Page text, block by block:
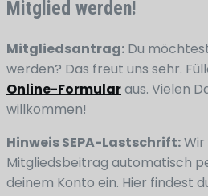
Mitglied werden!
Mitgliedsantrag: Du
werden? Das freut uns sehr.
Online-Formularaus. Vielen
willkommen!
Hinweis SEPA-Lastschrift:Wir
Mitgliedsbeitrag automatisch
deinem Konto ein. Hier findest